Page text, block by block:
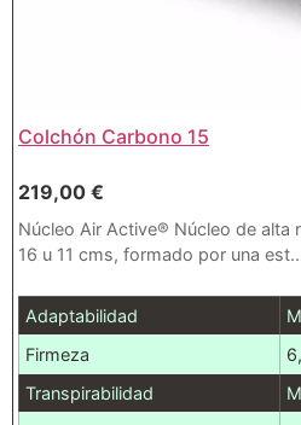
Colchón Carbono 15
219,00 €
Núcleo Air Active® Núcleo de alta
16 u 11 cms, formado por una
Adaptabilidad
Firmeza
Transpirabilidad